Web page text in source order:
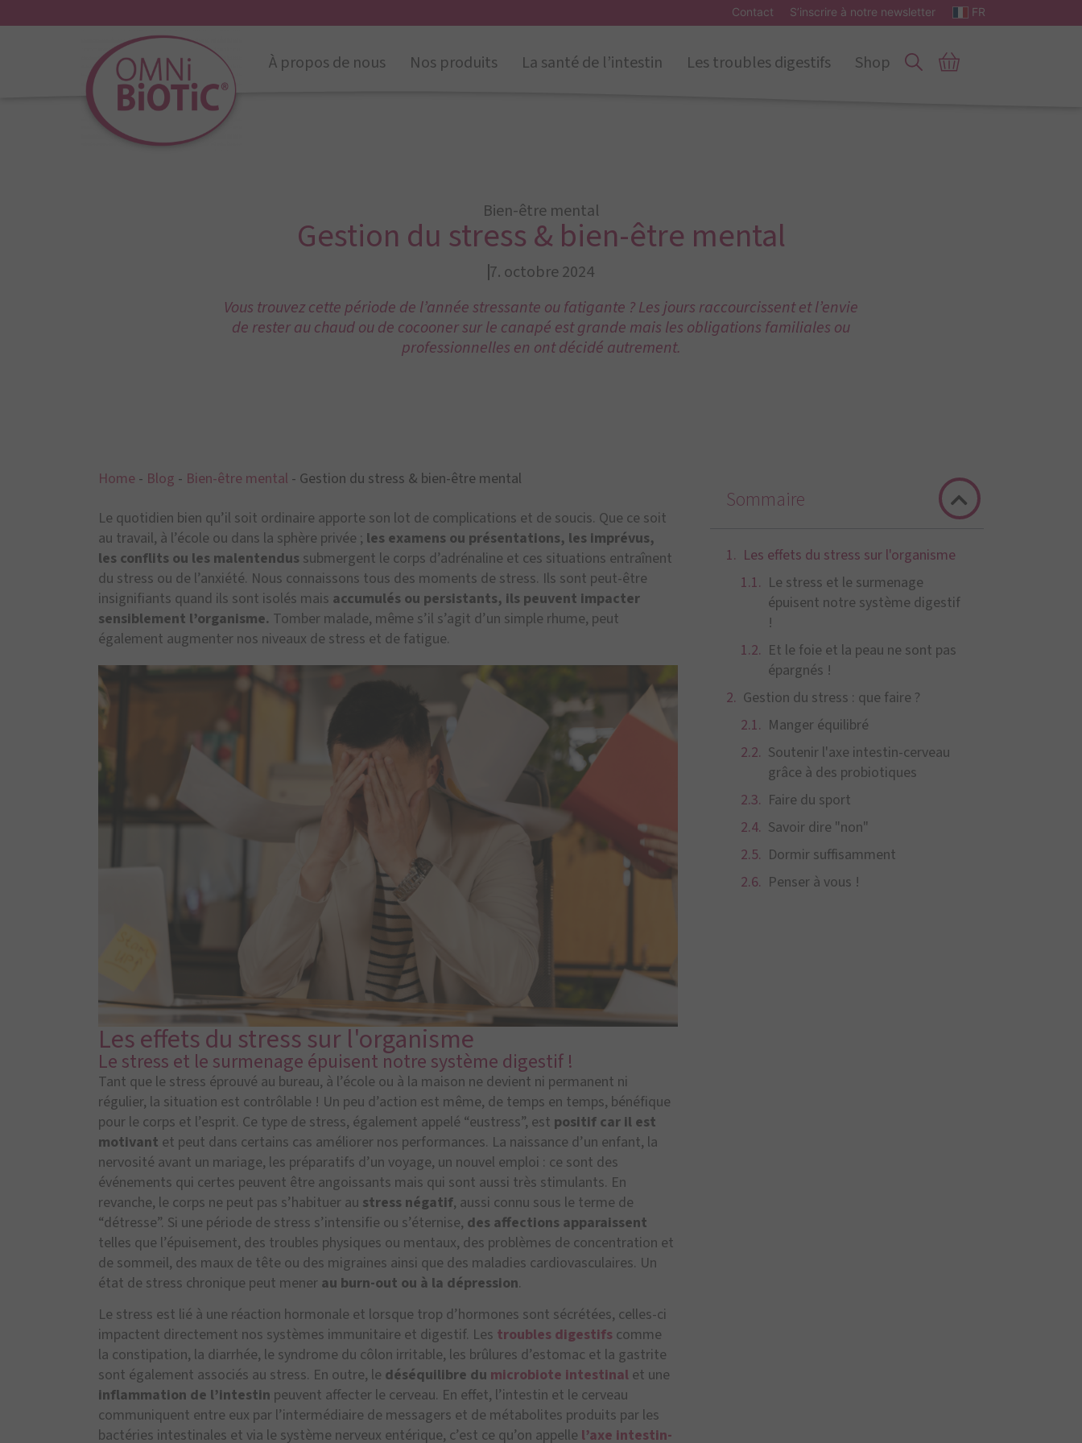
Contact S’inscrire à notre newsletter FR
À propos de nous Nos produits La santé de l’intestin Les troubles digestifs Shop
Bien-être mental
Gestion du stress & bien-être mental
7. octobre 2024
Vous trouvez cette période de l’année stressante ou fatigante ? Les jours raccourcissent et l’envie
de rester au chaud ou de cocooner sur le canapé est grande mais les obligations familiales ou
professionnelles en ont décidé autrement.
Home - Blog - Bien-être mental - Gestion du stress & bien-être mental
Le quotidien bien qu’il soit ordinaire apporte son lot de complications et de soucis. Que ce soit
au travail, à l’école ou dans la sphère privée ; les examens ou présentations, les imprévus,
les conflits ou les malentendus submergent le corps d’adrénaline et ces situations entraînent
du stress ou de l’anxiété. Nous connaissons tous des moments de stress. Ils sont peut-être
insignifiants quand ils sont isolés mais accumulés ou persistants, ils peuvent impacter
sensiblement l’organisme. Tomber malade, même s’il s’agit d’un simple rhume, peut
également augmenter nos niveaux de stress et de fatigue.
Les effets du stress sur l'organisme
Le stress et le surmenage épuisent notre système digestif !
Tant que le stress éprouvé au bureau, à l’école ou à la maison ne devient ni permanent ni
régulier, la situation est contrôlable ! Un peu d’action est même, de temps en temps, bénéfique
pour le corps et l’esprit. Ce type de stress, également appelé “eustress”, est positif car il est
motivant et peut dans certains cas améliorer nos performances. La naissance d’un enfant, la
nervosité avant un mariage, les préparatifs d’un voyage, un nouvel emploi : ce sont des
événements qui certes peuvent être angoissants mais qui sont aussi très stimulants. En
revanche, le corps ne peut pas s’habituer au stress négatif, aussi connu sous le terme de
“détresse”. Si une période de stress s’intensifie ou s’éternise, des affections apparaissent
telles que l’épuisement, des troubles physiques ou mentaux, des problèmes de concentration et
de sommeil, des maux de tête ou des migraines ainsi que des maladies cardiovasculaires. Un
état de stress chronique peut mener au burn-out ou à la dépression.
Le stress est lié à une réaction hormonale et lorsque trop d’hormones sont sécrétées, celles-ci
impactent directement nos systèmes immunitaire et digestif. Les troubles digestifs comme
la constipation, la diarrhée, le syndrome du côlon irritable, les brûlures d’estomac et la gastrite
sont également associés au stress. En outre, le déséquilibre du microbiote intestinal et une
inflammation de l’intestin peuvent affecter le cerveau. En effet, l’intestin et le cerveau
communiquent entre eux par l’intermédiaire de messagers et de métabolites produits par les
bactéries intestinales et via le système nerveux entérique, c’est ce qu’on appelle l’axe intestin-
Sommaire
Les effets du stress sur l'organisme
Le stress et le surmenage
épuisent notre système digestif
!
Et le foie et la peau ne sont pas
épargnés !
Gestion du stress : que faire ?
Manger équilibré
Soutenir l'axe intestin-cerveau
grâce à des probiotiques
Faire du sport
Savoir dire "non"
Dormir suffisamment
Penser à vous !